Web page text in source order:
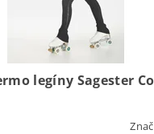
legíny Sagester